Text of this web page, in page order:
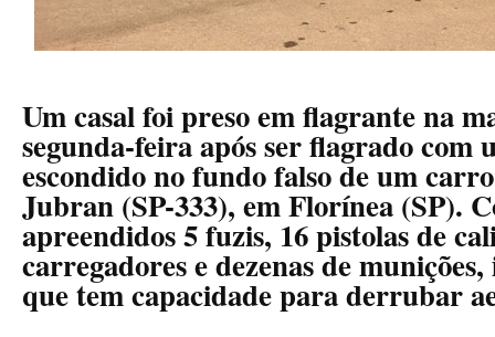
Um casal foi preso em flagrante na
segunda-feira após ser flagrado com
escondido no fundo falso de um
Jubran (SP-333), em Florínea (SP).
apreendidos 5 fuzis, 16 pistolas de
carregadores e dezenas de
que tem capacidade para derrubar